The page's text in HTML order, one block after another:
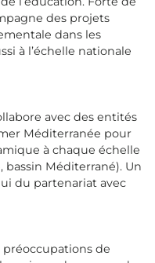
des projets
dans les
à l’échelle nationale
avec des entités
Méditerranée pour
à chaque échelle
Méditerrané). Un
du partenariat avec
préoccupations de